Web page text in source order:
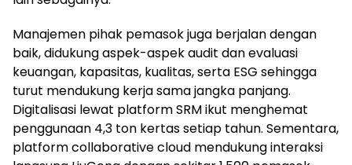
Manajemen pihak pemasok juga berjalan dengan
baik, didukung aspek-aspek audit dan evaluasi
keuangan, kapasitas, kualitas, serta ESG sehingga
turut mendukung kerja sama jangka panjang.
Digitalisasi lewat platform SRM ikut menghemat
penggunaan 4,3 ton kertas setiap tahun. Sementara,
platform collaborative cloud mendukung interaksi